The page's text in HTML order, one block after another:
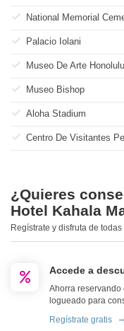
National Memorial
Palacio Iolani
Museo De Arte Honolulu
Museo Bishop
Aloha Stadium
Centro De Visitantes
¿Quieres
Hotel Kahala
Regístrate y disfruta de
Accede a
Ahorra reservando
logueado para
Regístrate gratis